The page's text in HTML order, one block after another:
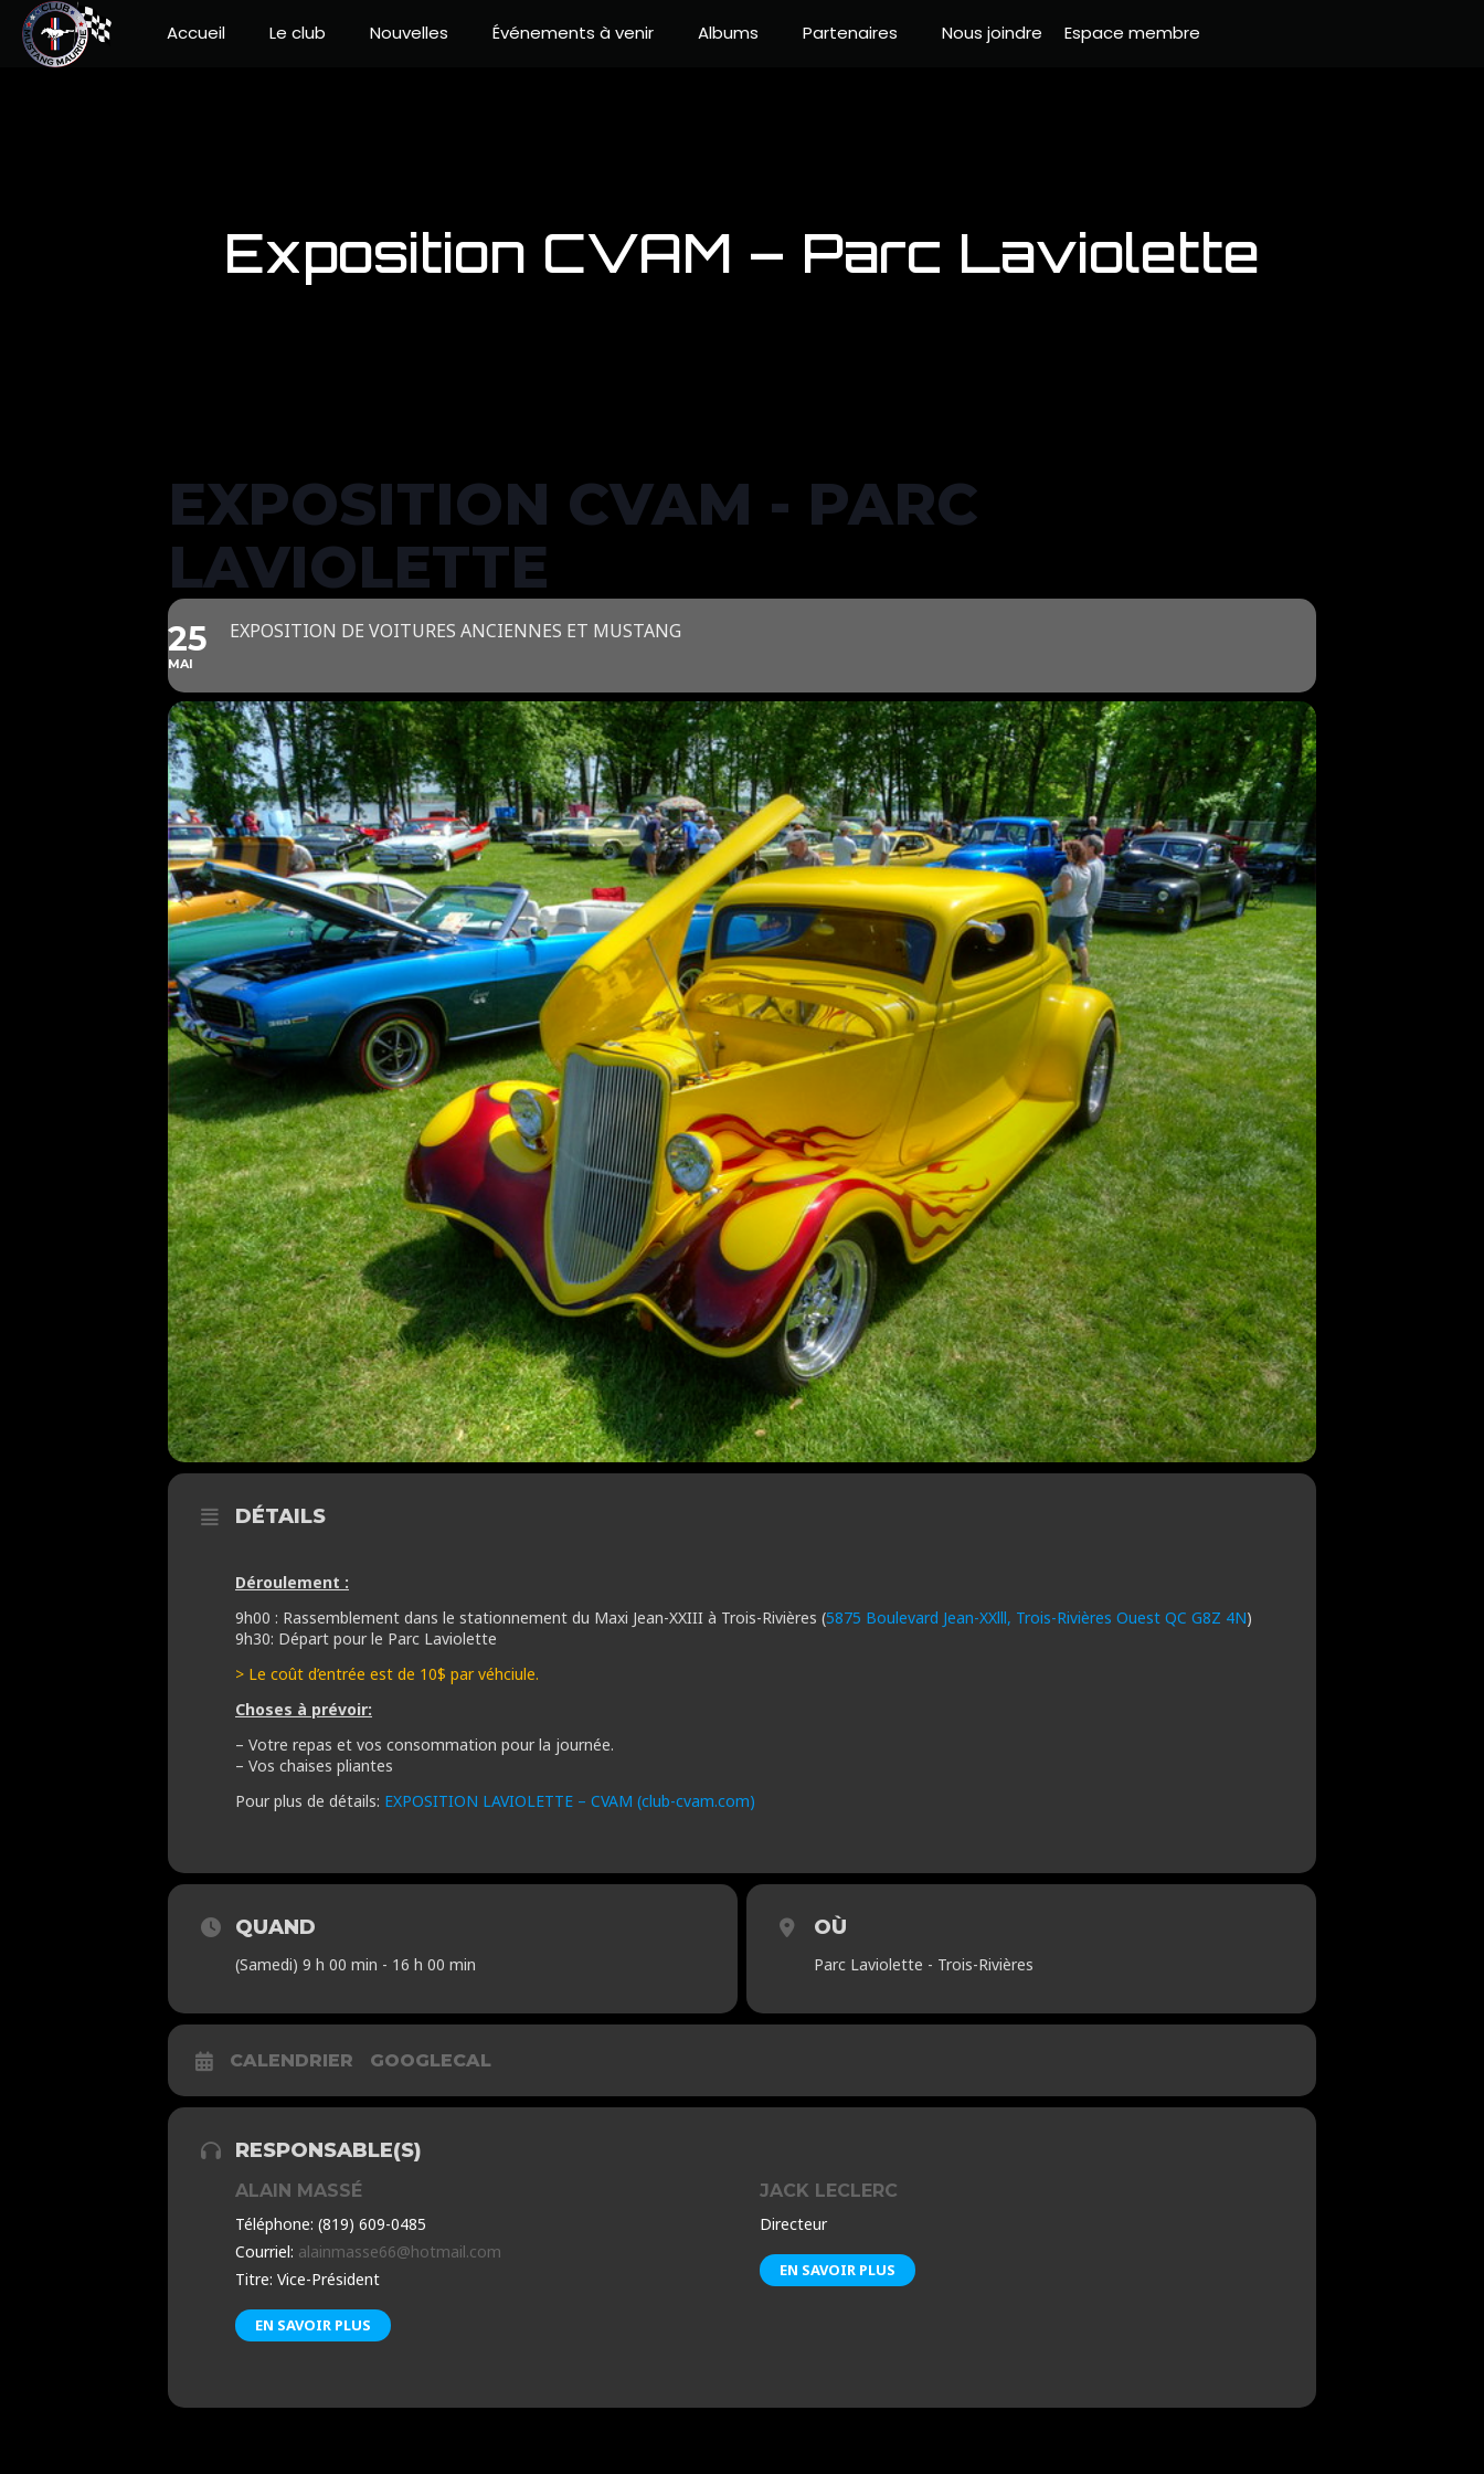
Accueil Le club Nouvelles Événements à venir Albums Partenaires Nous joindre Espace membre
Exposition CVAM – Parc Laviolette
EXPOSITION CVAM - PARC
LAVIOLETTE
25
MAI
EXPOSITION DE VOITURES ANCIENNES ET MUSTANG
DÉTAILS
Déroulement :
9h00 : Rassemblement dans le stationnement du Maxi Jean-XXIII à Trois-Rivières (5875 Boulevard Jean-XXlll, Trois-Rivières Ouest QC G8Z 4N)
9h30: Départ pour le Parc Laviolette
> Le coût d’entrée est de 10$ par véhciule.
Choses à prévoir:
– Votre repas et vos consommation pour la journée.
– Vos chaises pliantes
Pour plus de détails: EXPOSITION LAVIOLETTE – CVAM (club-cvam.com)
QUAND
(Samedi) 9 h 00 min - 16 h 00 min
OÙ
Parc Laviolette - Trois-Rivières
CALENDRIER GOOGLECAL
RESPONSABLE(S)
ALAIN MASSÉ
Téléphone: (819) 609-0485
Courriel: alainmasse66@hotmail.com
Titre: Vice-Président
EN SAVOIR PLUS
JACK LECLERC
Directeur
EN SAVOIR PLUS